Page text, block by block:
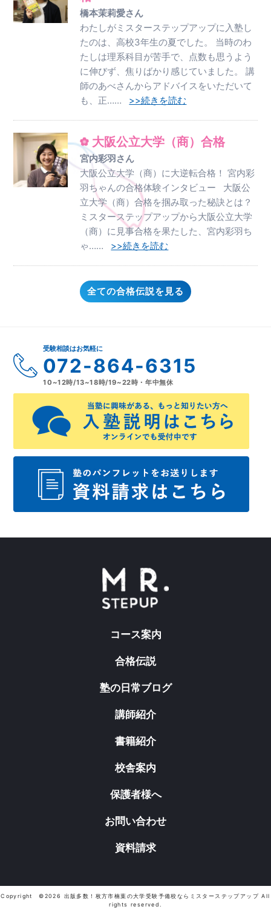
橋本茉莉愛さん
わたしがミスターステップアップに入塾し
たのは、高校3年生の夏でした。 当時のわ
たしは理系科目が苦手で、点数も思うよう
に伸びず、焦りばかり感じていました。 講
師のあべさんからアドバイスをいただいて
も、正…… >>続きを読む
大阪公立大学（商）合格
宮内彩羽さん
大阪公立大学（商）に大逆転合格！ 宮内彩
羽ちゃんの合格体験インタビュー 大阪公
立大学（商）合格を掴み取った秘訣とは？
ミスターステップアップから大阪公立大学
（商）に見事合格を果たした、宮内彩羽ち
ゃ…… >>続きを読む
全ての合格伝説を見る
受験相談はお気軽に
072-864-6315
10~12時/13~18時/19~22時・年中無休
コース案内
合格伝説
塾の日常ブログ
講師紹介
書籍紹介
校舎案内
保護者様へ
お問い合わせ
資料請求
Copyright ©2026 出版多数！枚方市楠葉の大学受験予備校ならミスターステップアップ All
rights reserved.